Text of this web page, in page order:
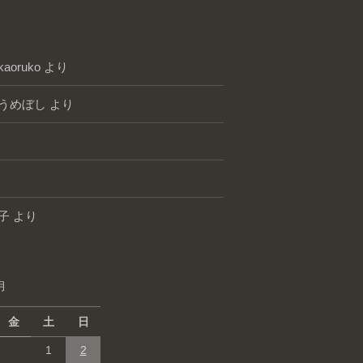
より
めぼし より
より
金 土 日
1 2